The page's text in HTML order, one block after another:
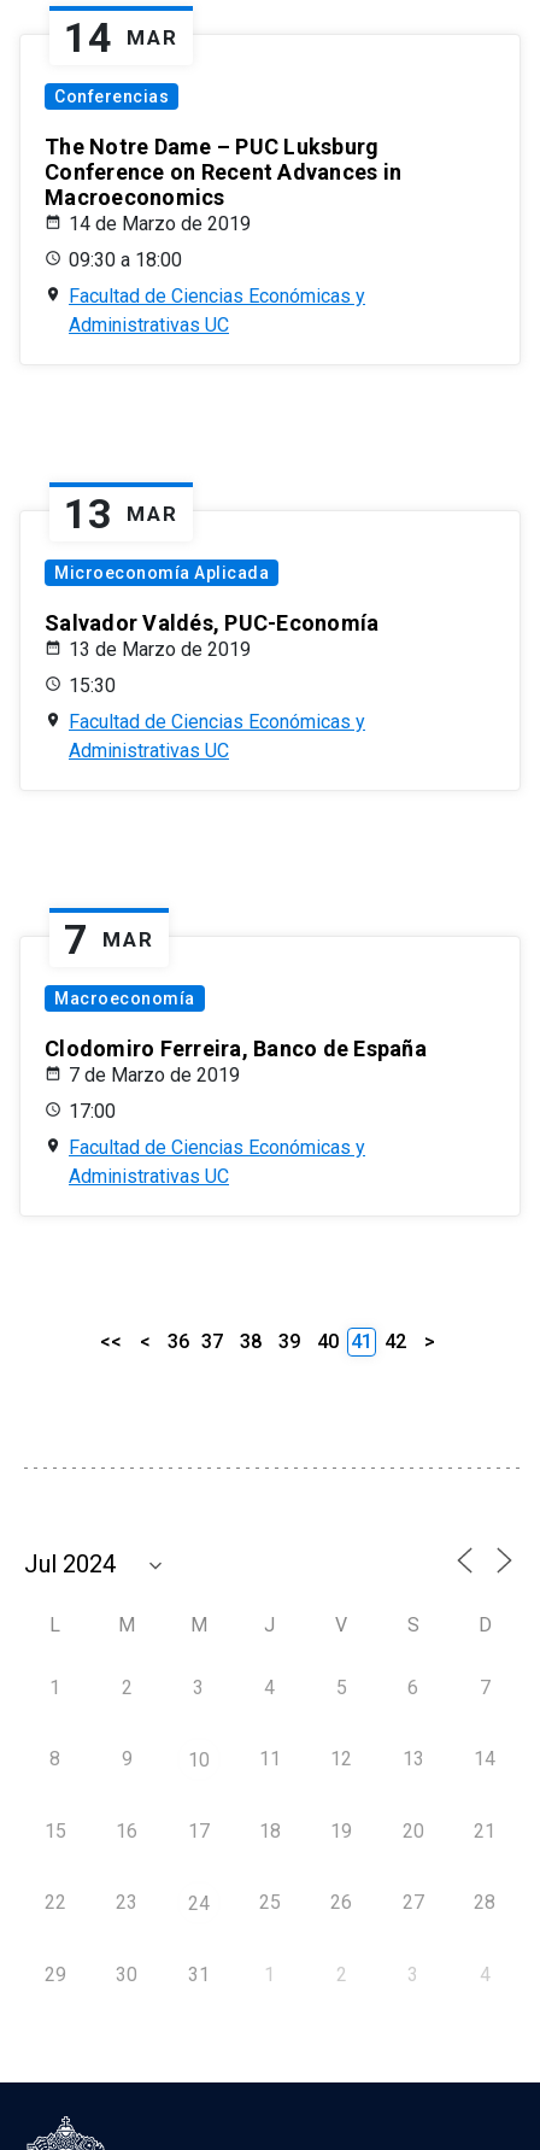
14 MAR
Conferencias
The Notre Dame – PUC Luksburg
Conference on Recent Advances in
Macroeconomics
14 de Marzo de 2019
09:30 a 18:00
Facultad de Ciencias Económicas y
Administrativas UC
13 MAR
Microeconomía Aplicada
Salvador Valdés, PUC-Economía
13 de Marzo de 2019
15:30
Facultad de Ciencias Económicas y
Administrativas UC
7 MAR
Macroeconomía
Clodomiro Ferreira, Banco de España
7 de Marzo de 2019
17:00
Facultad de Ciencias Económicas y
Administrativas UC
<< < 36 37 38 39 40 41 42 >
L M M J V S D
1 2 3 4 5 6 7
8 9 10 11 12 13 14
15 16 17 18 19 20 21
22 23 24 25 26 27 28
29 30 31 1 2 3 4